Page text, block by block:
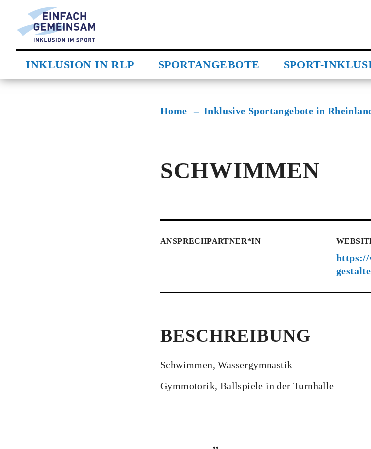
Inhalt
INKLUSION IN RLP SPORTANGEBOTE SPORT-
Metanavigation
Pfadnavigation
Home Inklusive Sportangebote in
SCHWIMMEN
ANSPRECHPARTNER*IN
https://
BESCHREIBUNG
Schwimmen, Wassergymnastik
Gymmotorik, Ballspiele in der Turnhalle